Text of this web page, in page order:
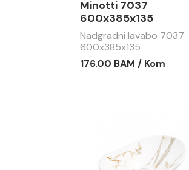
Minotti 7037
600x385x135
Nadgradni lavabo 7037
600x385x135
176.00 BAM / Kom